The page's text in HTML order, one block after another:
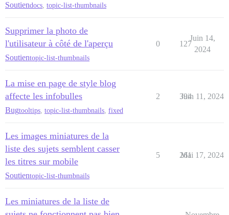
Soutiendocs topic-list-thumbnails
Supprimer la photo de
l'utilisateur à côté de l'aperçu
Soutientopic-list-thumbnails
0 127
Juin 14,
2024
La mise en page de style blog
affecte les infobulles
Bugtooltips topic-list-thumbnails fixed
2 394
Juin 11, 2024
Les images miniatures de la
liste des sujets semblent casser
les titres sur mobile
Soutientopic-list-thumbnails
5 261
Mai 17, 2024
Les miniatures de la liste de